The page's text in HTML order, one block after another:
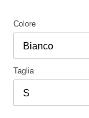
listino
Colore
Taglia